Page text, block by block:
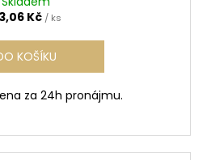
Kč / ks
KOŠÍKU
za 24h pronájmu.